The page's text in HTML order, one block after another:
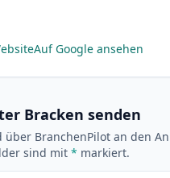
Auf Google ansehen
Bracken senden
BranchenPilot an den
sind mit * markiert.